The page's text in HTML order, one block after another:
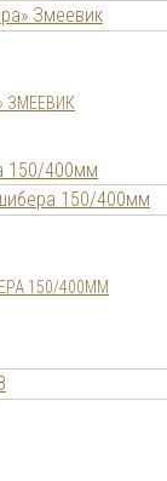
ЗМЕЕВИК
150/400ММ